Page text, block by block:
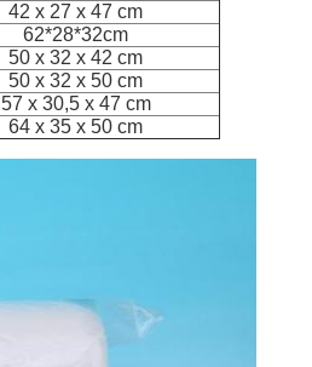
42 x 27 x 47 cm
62*28*32cm
50 x 32 x 42 cm
50 x 32 x 50 cm
57 x 30,5 x 47 cm
64 x 35 x 50 cm